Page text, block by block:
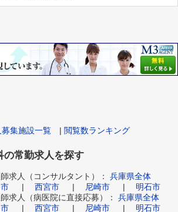
募集施設一覧 | 閲覧数ランキング
の常勤求人を探す
求人（コンサルタント）： 兵庫県全体
| 西宮市 | 尼崎市 | 明石市
求人（病医院に直接応募）： 兵庫県全体
| 西宮市 | 尼崎市 | 明石市